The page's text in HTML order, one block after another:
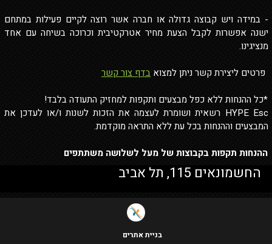
- במידה ויש קבוצה גדולה או חברה אשר רוצה לקיים פעילות במתחם
ישנה אפשרות לקבל הצעת מחיר אטרקטיבית וכרוכה בשיחה עם אחד
מנציגינו.
פרטים ליצירת קשר ניתן למצואבדף צור קשר
*כל ההנחות ללא כפל מבצעים ותקפות למחזיק התעודה בלבד!
HYPE Esc רשאית ושומרת לעצמה את הזכות לשנות ו/או לעדכן את
המבצעים וההנחות בכל עת ללא התראה מוקדמת.
ההנחות תקפות בקבוצות של מעל לשלושה משתתפים
החשמונאים 115, תל אביב
בניית אתרים